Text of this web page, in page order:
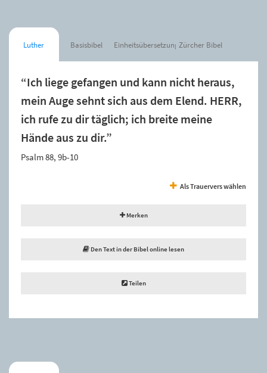
Luther Basisbibel Einheitsübersetzung Zürcher Bibel
“Ich liege gefangen und kann nicht heraus,
mein Auge sehnt sich aus dem Elend. HERR,
ich rufe zu dir täglich; ich breite meine
Hände aus zu dir.”
Psalm 88, 9b-10
Als Trauervers wählen
Merken
Den Text in der Bibel online lesen
Teilen